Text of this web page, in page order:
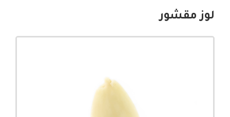
لوز مقشور